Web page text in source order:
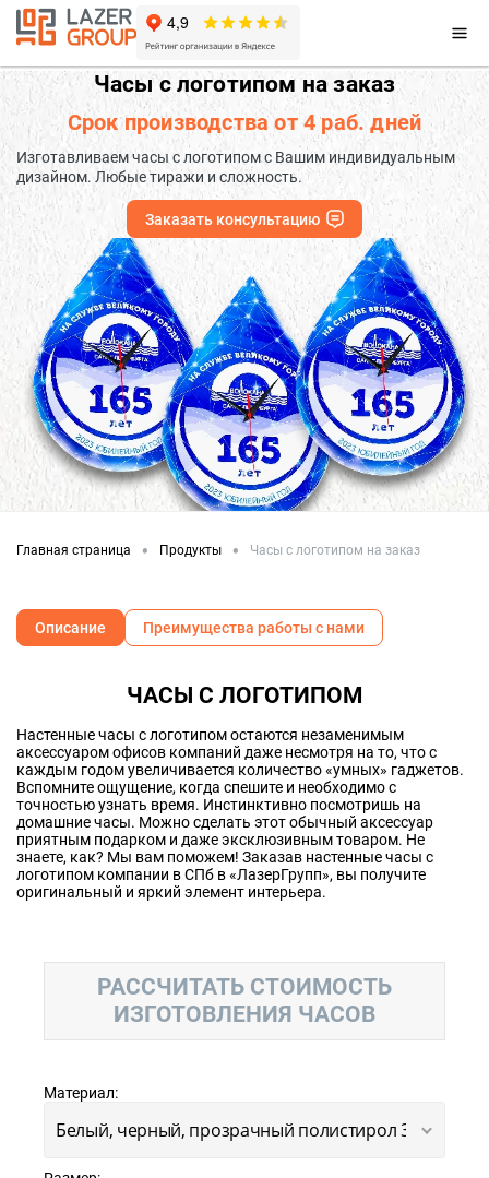
Часы с логотипом на заказ
Срок производства от 4 раб. дней
Изготавливаем часы с логотипом с Вашим индивидуальным
дизайном. Любые тиражи и сложность.
Заказать консультацию
Главная страница • Продукты • Часы с логотипом на заказ
Описание Преимущества работы с нами
ЧАСЫ С ЛОГОТИПОМ
Настенные часы с логотипом остаются незаменимым
аксессуаром офисов компаний даже несмотря на то, что с
каждым годом увеличивается количество «умных» гаджетов.
Вспомните ощущение, когда спешите и необходимо с
точностью узнать время. Инстинктивно посмотришь на
домашние часы. Можно сделать этот обычный аксессуар
приятным подарком и даже эксклюзивным товаром. Не
знаете, как? Мы вам поможем! Заказав настенные часы с
логотипом компании в СПб в «ЛазерГрупп», вы получите
оригинальный и яркий элемент интерьера.
РАССЧИТАТЬ СТОИМОСТЬ
ИЗГОТОВЛЕНИЯ ЧАСОВ
Материал: